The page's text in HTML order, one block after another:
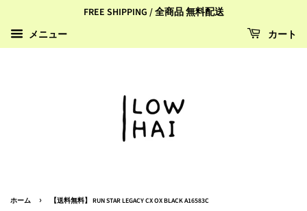
FREE SHIPPING / 全商品 無料配送
メニュー カート
ホーム › 【送料無料】 RUN STAR LEGACY CX OX BLACK A16583C